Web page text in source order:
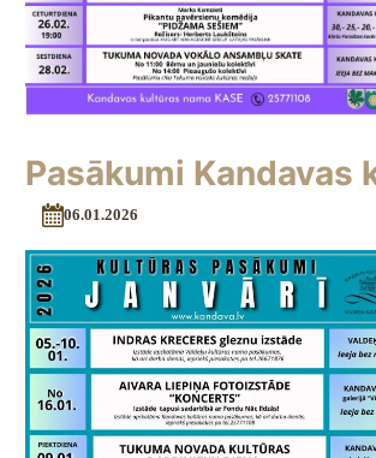
Pasākumi Kandavas
06.01.2026